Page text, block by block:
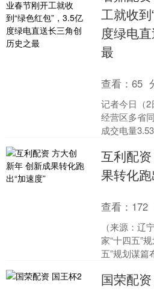
工就收
度绿电
最
查看：65
记者今日（
经营区多省
成交电量
6日起，来自
互利配
果转化跑
查看： 172
（来源：辽
家“十四五”
五”规划谋篇
制造、生物....
国荣配